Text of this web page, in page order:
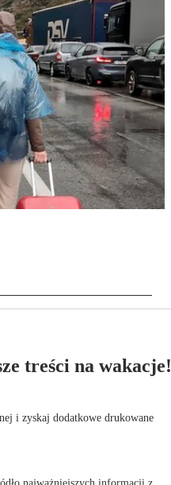
treści na wakacje!
i zyskaj dodatkowe drukowane